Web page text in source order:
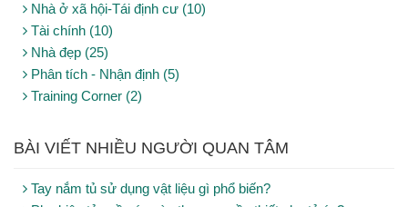
Nhà ở xã hội-Tái định cư (10)
Tài chính (10)
Nhà đẹp (25)
Phân tích - Nhận định (5)
Training Corner (2)
BÀI VIẾT NHIỀU NGƯỜI QUAN TÂM
Tay nắm tủ sử dụng vật liệu gì phổ biến?